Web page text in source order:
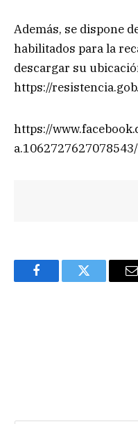
Además, se dispone
habilitados para la
descargar su
https://
https://
FacebookTwitter